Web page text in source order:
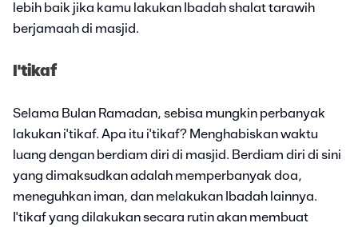
lebih baik jika kamu lakukan Ibadah shalat tarawih
berjamaah di masjid.
I'tikaf
Selama Bulan Ramadan, sebisa mungkin perbanyak
lakukan i'tikaf. Apa itu i'tikaf? Menghabiskan waktu
luang dengan berdiam diri di masjid. Berdiam diri di sini
yang dimaksudkan adalah memperbanyak doa,
meneguhkan iman, dan melakukan Ibadah lainnya.
I'tikaf yang dilakukan secara rutin akan membuat